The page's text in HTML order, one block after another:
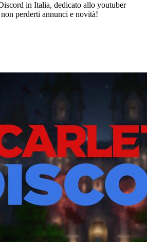
in Italia, dedicato allo youtuber
perderti annunci e novità!